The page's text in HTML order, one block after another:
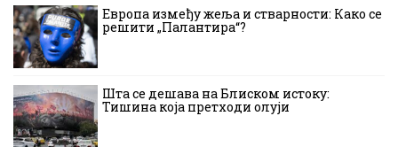
Европа између жеља и стварности: Како се
решити „Палантира“?
Шта се дешава на Блиском истоку:
Тишина која претходи олуји